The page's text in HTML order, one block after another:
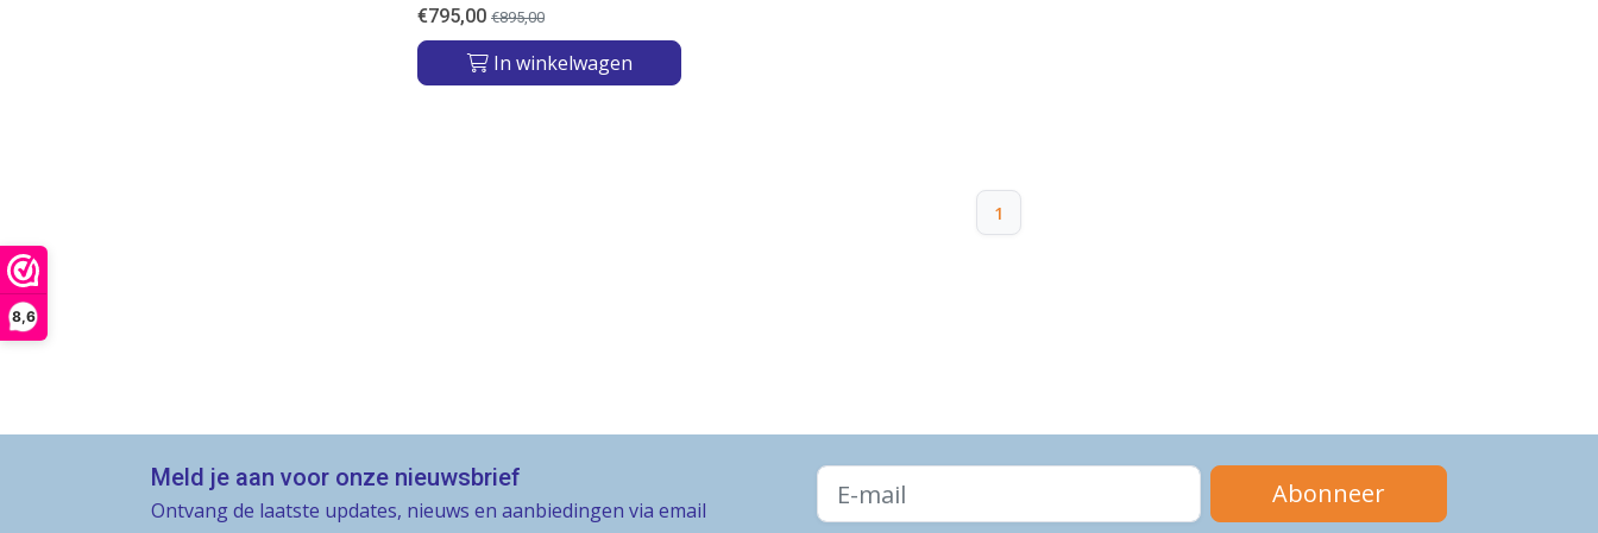
8,6
€795,00 €895,00
In winkelwagen
1
Meld je aan voor onze nieuwsbrief
Ontvang de laatste updates, nieuws en aanbiedingen via email
Abonneer